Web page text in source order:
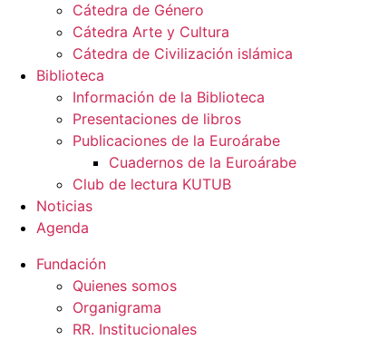
Cátedra de Género
Cátedra Arte y Cultura
Cátedra de Civilización islámica
Biblioteca
Información de la Biblioteca
Presentaciones de libros
Publicaciones de la Euroárabe
Cuadernos de la Euroárabe
Club de lectura KUTUB
Noticias
Agenda
Fundación
Quienes somos
Organigrama
RR. Institucionales